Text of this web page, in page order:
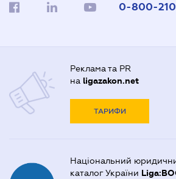
0-800-
Реклама та PR
на ligazakon.net
ТАРИФИ
Національний
каталог України